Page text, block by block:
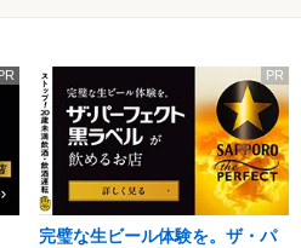
PR
完璧な生ビール体験を。ザ・パ